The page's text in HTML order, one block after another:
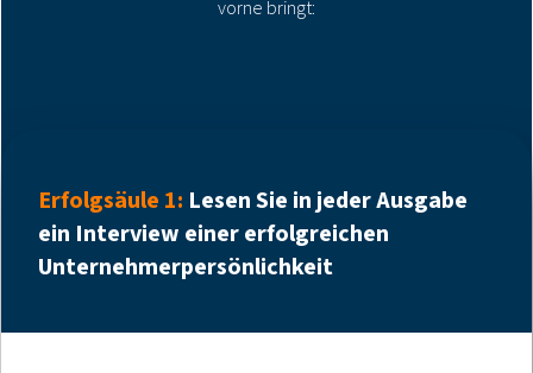
vorne bringt:
Erfolgsäule 1: Lesen Sie in jeder Ausgabe
ein Interview einer erfolgreichen
Unternehmerpersönlichkeit